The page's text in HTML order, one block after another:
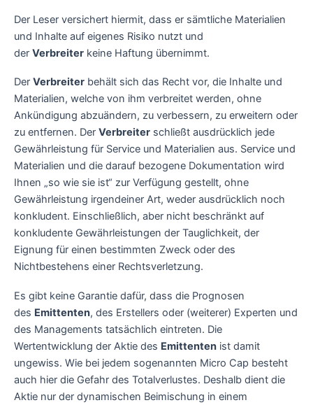
Der Leser versichert hiermit, dass er sämtliche Materialien
und Inhalte auf eigenes Risiko nutzt und
der Verbreiter keine Haftung übernimmt.
Der Verbreiter behält sich das Recht vor, die Inhalte und
Materialien, welche von ihm verbreitet werden, ohne
Ankündigung abzuändern, zu verbessern, zu erweitern oder
zu entfernen. Der Verbreiter schließt ausdrücklich jede
Gewährleistung für Service und Materialien aus. Service und
Materialien und die darauf bezogene Dokumentation wird
Ihnen „so wie sie ist“ zur Verfügung gestellt, ohne
Gewährleistung irgendeiner Art, weder ausdrücklich noch
konkludent. Einschließlich, aber nicht beschränkt auf
konkludente Gewährleistungen der Tauglichkeit, der
Eignung für einen bestimmten Zweck oder des
Nichtbestehens einer Rechtsverletzung.
Es gibt keine Garantie dafür, dass die Prognosen
des Emittenten, des Erstellers oder (weiterer) Experten und
des Managements tatsächlich eintreten. Die
Wertentwicklung der Aktie des Emittenten ist damit
ungewiss. Wie bei jedem sogenannten Micro Cap besteht
auch hier die Gefahr des Totalverlustes. Deshalb dient die
Aktie nur der dynamischen Beimischung in einem